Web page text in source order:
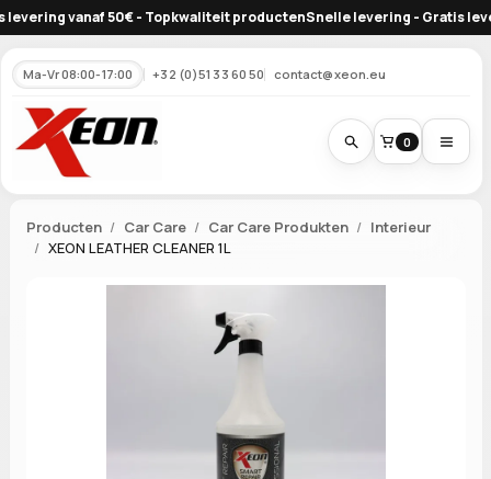
vanaf 50€ - Topkwaliteit productenSnelle levering - Gratis
Ma-Vr 08:00-17:00 +32 (0)51 33 60 50 contact@xeon.eu
0
Producten Car Care Car Care Produkten
Interieur
XEON LEATHER CLEANER 1L